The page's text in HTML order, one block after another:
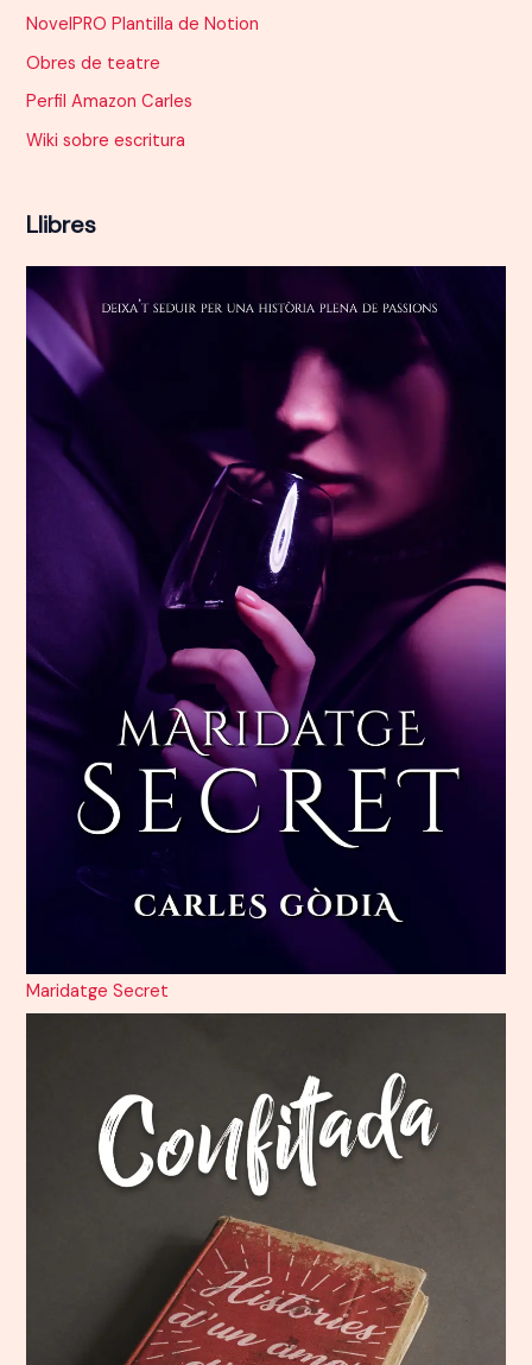
NovelPRO Plantilla de Notion
Obres de teatre
Perfil Amazon Carles
Wiki sobre escritura
Llibres
Maridatge Secret